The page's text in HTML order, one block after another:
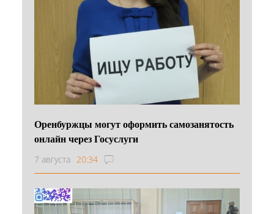
Оренбуржцы могут оформить самозанятость
онлайн через Госуслуги
7 августа 20:34